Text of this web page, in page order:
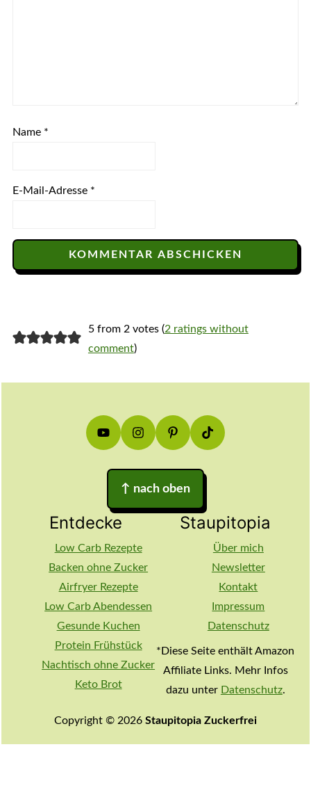
Name *
E-Mail-Adresse *
5 from 2 votes (2 ratings without
comment)
↑ nach oben
Entdecke
Low Carb Rezepte
Backen ohne Zucker
Airfryer Rezepte
Low Carb Abendessen
Gesunde Kuchen
Protein Frühstück
Nachtisch ohne Zucker
Keto Brot
Staupitopia
Über mich
Newsletter
Kontakt
Impressum
Datenschutz
*Diese Seite enthält Amazon
Affiliate Links. Mehr Infos
dazu unter Datenschutz.
Copyright © 2026 Staupitopia Zuckerfrei